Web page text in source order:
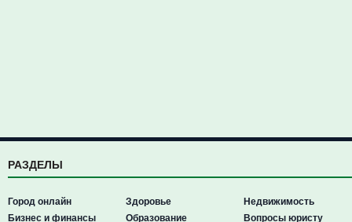
РАЗДЕЛЫ
Город онлайн
Бизнес и финансы
Здоровье
Образование
Недвижимость
Вопросы юристу